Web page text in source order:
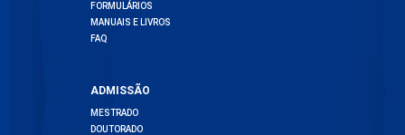
FORMULÁRIOS
MANUAIS E LIVROS
FAQ
ADMISSÃO
MESTRADO
DOUTORADO